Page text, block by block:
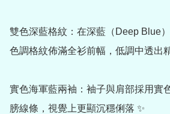
雙色深藍格紋：在深藍（Deep Blue
色調格紋佈滿全衫前幅，低調中透出
實色海軍藍兩袖：袖子與肩部採用實
膀線條，視覺上更顯沉穩俐落 ✨